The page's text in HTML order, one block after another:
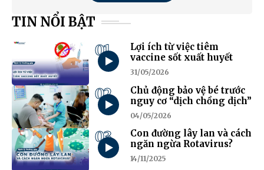
TIN NỔI BẬT
01
Lợi ích từ việc tiêm
vaccine sốt xuất huyết
31/05/2026
02
Chủ động bảo vệ bé trước
nguy cơ “dịch chồng dịch”
04/05/2026
03
Con đường lây lan và cách
ngăn ngừa Rotavirus?
14/11/2025